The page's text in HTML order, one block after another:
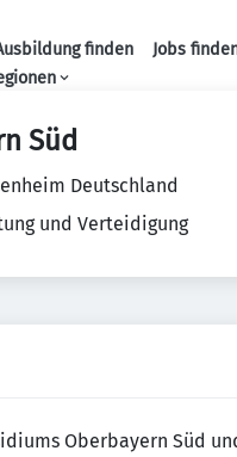
finden Jobs
Süd
Deutschland
und Verteidigung
Oberbayern Süd